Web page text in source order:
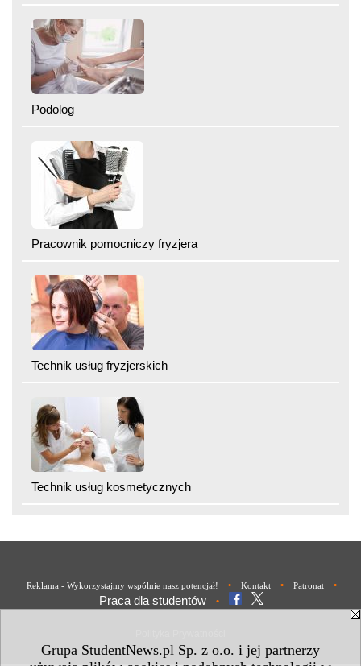
Grupa StudentNews.pl Sp. z o.o. i jej partnerzy
Podolog
Pracownik pomocniczy fryzjera
Technik usług fryzjerskich
Technik usług kosmetycznych
Reklama - Wykorzystajmy wspólnie nasz potencjał! • Kontakt • Patronat •
Praca dla studentów •